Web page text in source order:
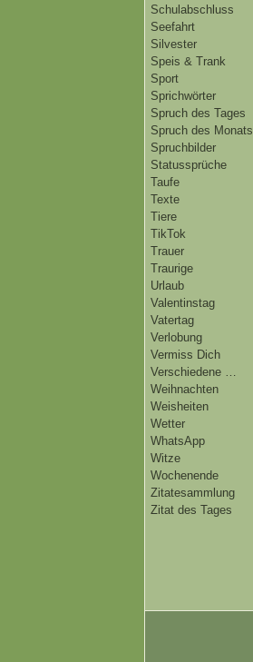
Schulabschluss
Seefahrt
Silvester
Speis & Trank
Sport
Sprichwörter
Spruch des Tages
Spruch des Monats
Spruchbilder
Statussprüche
Taufe
Texte
Tiere
TikTok
Trauer
Traurige
Urlaub
Valentinstag
Vatertag
Verlobung
Vermiss Dich
Verschiedene …
Weihnachten
Weisheiten
Wetter
WhatsApp
Witze
Wochenende
Zitatesammlung
Zitat des Tages